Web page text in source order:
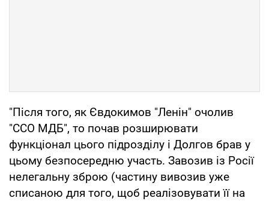
"Після того, як Євдокимов "Ленін" очолив
"ССО МДБ", то почав розширювати
функціонал цього підрозділу і Долгов брав у
цьому безпосередню участь. Завозив із Росії
нелегальну зброю (частину вивозив уже
списаною для того, щоб реалізовувати її на